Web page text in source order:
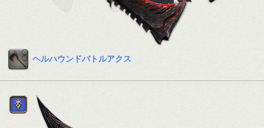
ヘルハウンドバトルアクス